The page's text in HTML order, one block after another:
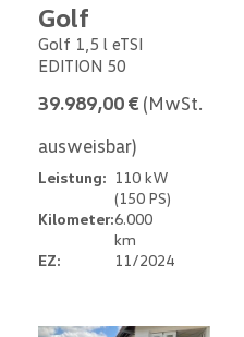
Golf
Golf 1,5 l eTSI
EDITION 50
39.989,00 € (MwSt.
ausweisbar)
Leistung: 110 kW
(150 PS)
Kilometer:6.000
km
EZ:
11/2024